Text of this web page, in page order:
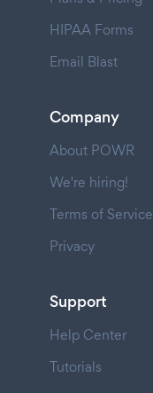
HIPAA Forms
Email Blast
Company
About POWR
We're hiring!
Terms of Service
Privacy
Support
Help Center
Tutorials